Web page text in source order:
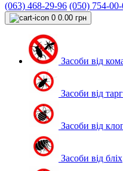
(063) 468-29-96 (050) 754-
0 0.00 грн
Засоби від
Засоби від
Засоби від
Засоби від бліх